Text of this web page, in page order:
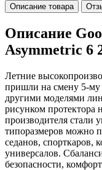
Описание товара
Описание
Asymmetric 6
Летние
пришли на смену 5-
другими моделями
рисунком
производителя стали
типоразмеров можно
седанов, спорткаров,
универсалов.
безопасности,